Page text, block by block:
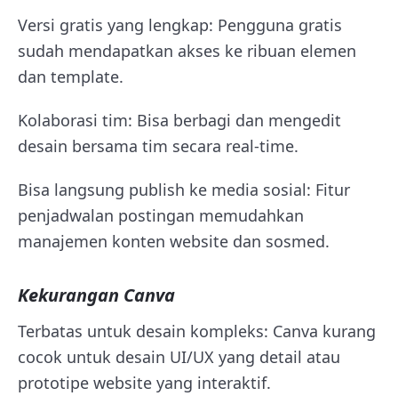
Versi gratis yang lengkap: Pengguna gratis
sudah mendapatkan akses ke ribuan elemen
dan template.
Kolaborasi tim: Bisa berbagi dan mengedit
desain bersama tim secara real-time.
Bisa langsung publish ke media sosial: Fitur
penjadwalan postingan memudahkan
manajemen konten website dan sosmed.
Kekurangan Canva
Terbatas untuk desain kompleks: Canva kurang
cocok untuk desain UI/UX yang detail atau
prototipe website yang interaktif.